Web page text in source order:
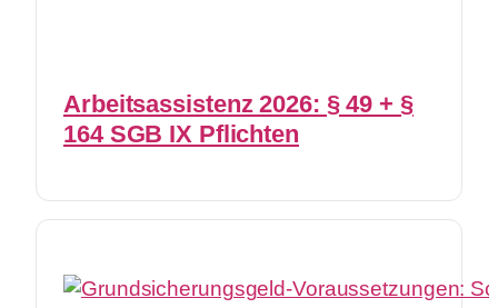
Arbeitsassistenz 2026: § 49 + §
164 SGB IX Pflichten